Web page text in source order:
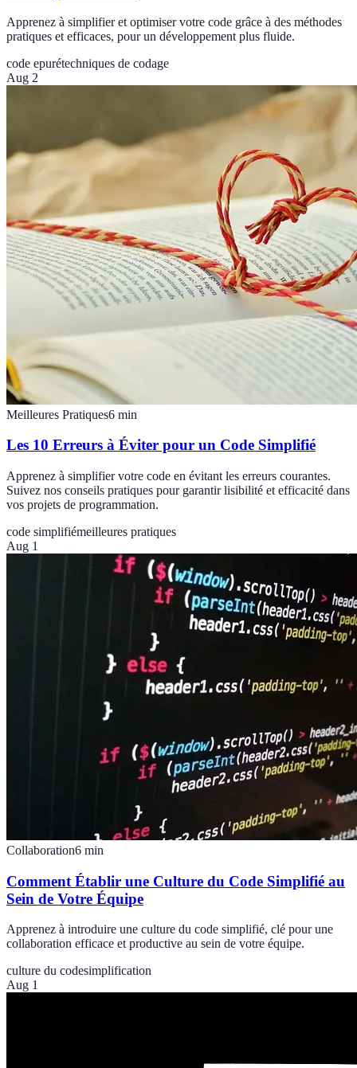
Apprenez à simplifier et optimiser votre code grâce à des méthodes
pratiques et efficaces, pour un développement plus fluide.
code epurétechniques de codage
Aug 2
Meilleures Pratiques6 min
Les 10 Erreurs à Éviter pour un Code Simplifié
Apprenez à simplifier votre code en évitant les erreurs courantes.
Suivez nos conseils pratiques pour garantir lisibilité et efficacité dans
vos projets de programmation.
code simplifiémeilleures pratiques
Aug 1
Collaboration6 min
Comment Établir une Culture du Code Simplifié au
Sein de Votre Équipe
Apprenez à introduire une culture du code simplifié, clé pour une
collaboration efficace et productive au sein de votre équipe.
culture du codesimplification
Aug 1